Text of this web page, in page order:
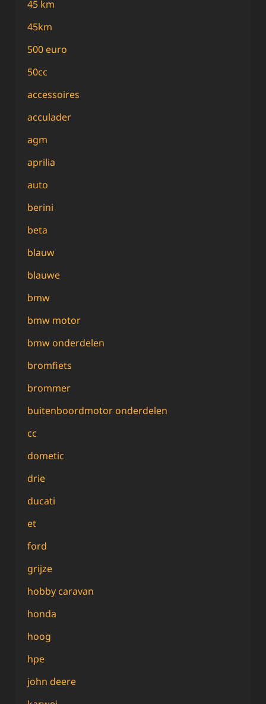
45 km
45km
500 euro
50cc
accessoires
acculader
agm
aprilia
auto
berini
beta
blauw
blauwe
bmw
bmw motor
bmw onderdelen
bromfiets
brommer
buitenboordmotor onderdelen
cc
dometic
drie
ducati
et
ford
grijze
hobby caravan
honda
hoog
hpe
john deere